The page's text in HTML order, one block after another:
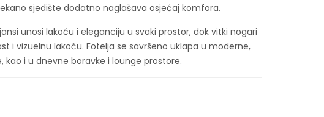
sjedište dodatno naglašava osjećaj komfora.
unosi lakoću i eleganciju u svaki prostor, dok vitki nogari
i vizuelnu lakoću. Fotelja se savršeno uklapa u moderne,
kao i u dnevne boravke i lounge prostore.